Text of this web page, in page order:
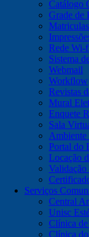
Catálogo
Grade de
Rede Wi-
Sistema
Webmail
Workflow
Revistas
Mural
Enquete
Sala
Portal do
Locação
Serviços
Central
Unisc
Clínica
Clínica